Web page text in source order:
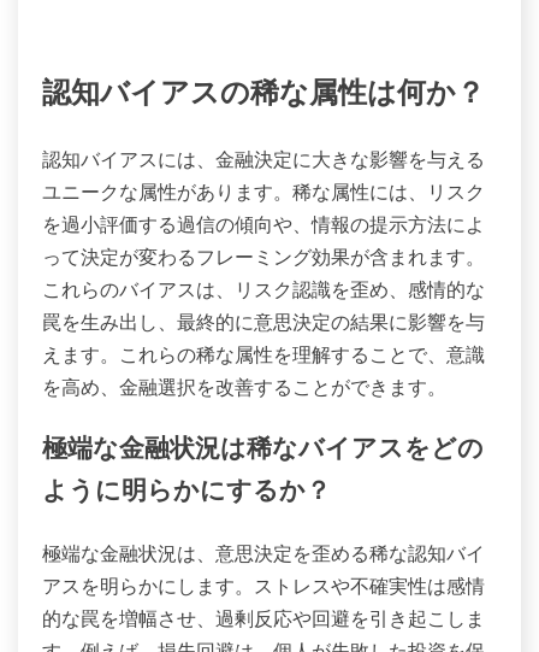
認知バイアスの稀な属性は何か？
認知バイアスには、金融決定に大きな影響を与える
を過小評価する過信の傾向や、情報の提示方法によ
って決定が変わるフレーミング効果が含まれます。
これらのバイアスは、リスク認識を歪め、感情的な
罠を生み出し、最終的に意思決定の結果に影響を与
えます。これらの稀な属性を理解することで、意識
を高め、金融選択を改善することができます。